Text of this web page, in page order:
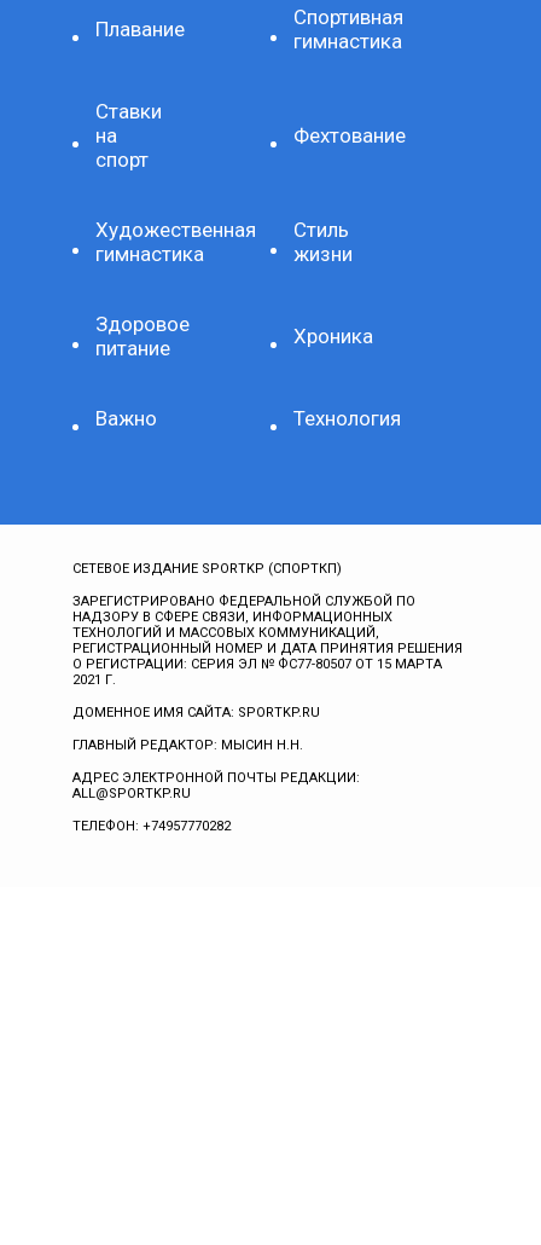
Плавание
Спортивная
гимнастика
Ставки
на
спорт
Фехтование
Художественная
гимнастика
Стиль
жизни
Здоровое
питание
Хроника
Важно Технология
СЕТЕВОЕ ИЗДАНИЕ SPORTKP (СПОРТКП)
ЗАРЕГИСТРИРОВАНО ФЕДЕРАЛЬНОЙ СЛУЖБОЙ ПО
НАДЗОРУ В СФЕРЕ СВЯЗИ, ИНФОРМАЦИОННЫХ
ТЕХНОЛОГИЙ И МАССОВЫХ КОММУНИКАЦИЙ,
РЕГИСТРАЦИОННЫЙ НОМЕР И ДАТА ПРИНЯТИЯ РЕШЕНИЯ
О РЕГИСТРАЦИИ: СЕРИЯ ЭЛ № ФС77-80507 ОТ 15 МАРТА
2021 Г.
ДОМЕННОЕ ИМЯ САЙТА: SPORTKP.RU
ГЛАВНЫЙ РЕДАКТОР: МЫСИН Н.Н.
АДРЕС ЭЛЕКТРОННОЙ ПОЧТЫ РЕДАКЦИИ:
ALL@SPORTKP.RU
ТЕЛЕФОН: +74957770282